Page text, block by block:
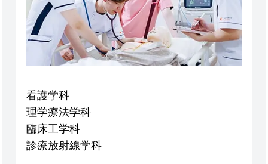
看護学科
理学療法学科
臨床工学科
診療放射線学科